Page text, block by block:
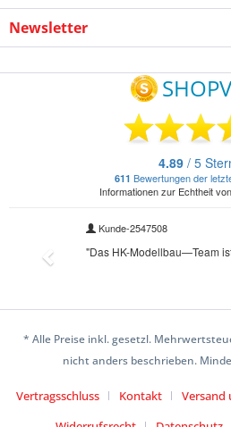
Newsletter
* Alle Preise inkl. gesetzl.
nicht anders beschrieben.
Vertragsschluss Kontakt
Versand